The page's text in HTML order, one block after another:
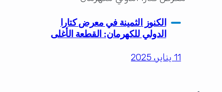
الكنوز الثمينة في معرض كتارا
الدولي للكهرمان: القطعة الأغلى
11 يناير، 2025